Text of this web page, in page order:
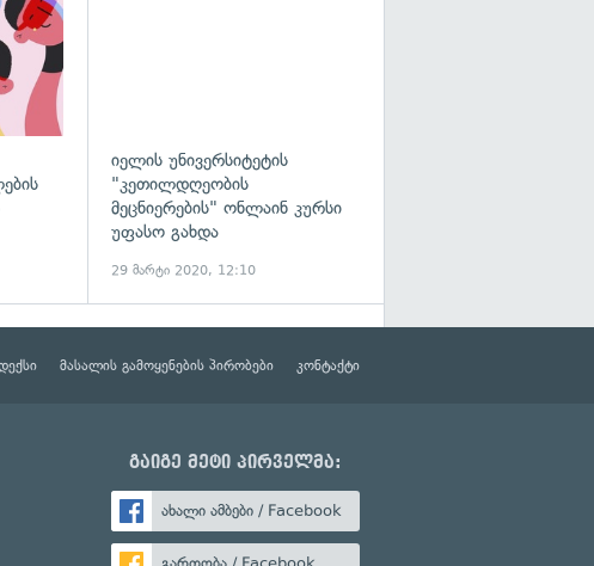
იელის უნივერსიტეტის
"კეთილდღეობის
მეცნიერების" ონლაინ კურსი
უფასო გახდა
29 მარტი 2020, 12:10
მასალის გამოყენების პირობები კონტაქტი
გაიგე მეტი პირველმა:
ახალი ამბები / Facebook